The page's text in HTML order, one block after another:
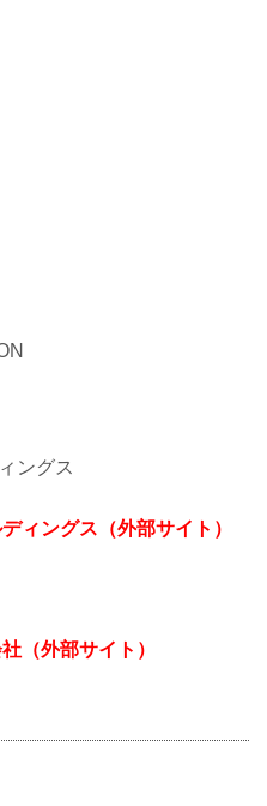
ングス
ィングス（外部サイト）
（外部サイト）